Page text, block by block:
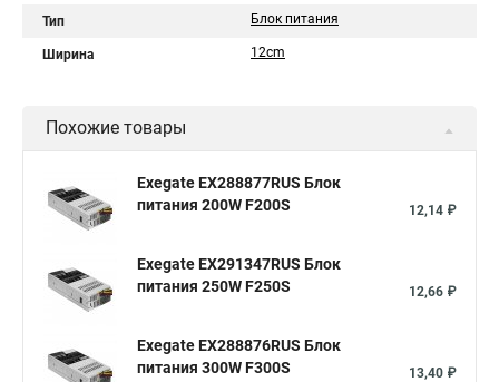
Тип Блок питания
Ширина 12cm
Похожие товары
Exegate EX288877RUS Блок
питания 200W F200S
12,14 ₽
Exegate EX291347RUS Блок
питания 250W F250S
12,66 ₽
Exegate EX288876RUS Блок
питания 300W F300S
13,40 ₽